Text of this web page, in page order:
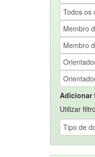
Adicionar
Utilizar